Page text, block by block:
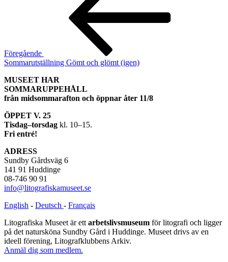
Föregående
Sommarutställning Gömt och glömt (igen)
MUSEET HAR
SOMMARUPPEHÅLL
från midsommarafton och öppnar åter 11/8
ÖPPET V. 25
Tisdag–torsdag kl. 10–15.
Fri entré!
ADRESS
Sundby Gårdsväg 6
141 91 Huddinge
08-746 90 91
info@litografiskamuseet.se
English - Deutsch - Français
Litografiska Museet är ett arbetslivsmuseum för litografi och ligger
på det natursköna Sundby Gård i Huddinge. Museet drivs av en
ideell förening, Litografklubbens Arkiv.
Anmäl dig som medlem.